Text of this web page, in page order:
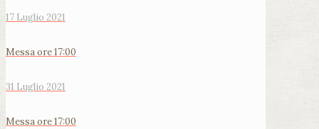
17 Luglio 2021
Messa ore 17:00
31 Luglio 2021
Messa ore 17:00